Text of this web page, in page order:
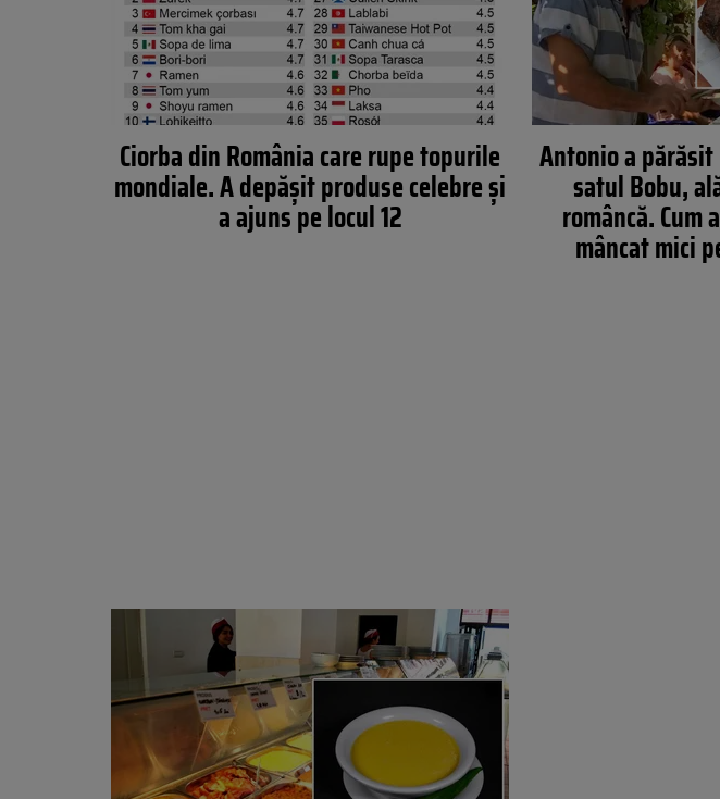
Ciorba din România care rupe topurile
mondiale. A depășit produse celebre și
a ajuns pe locul 12
Antonio a
satul Bobu,
româncă. Cum
mâncat mici